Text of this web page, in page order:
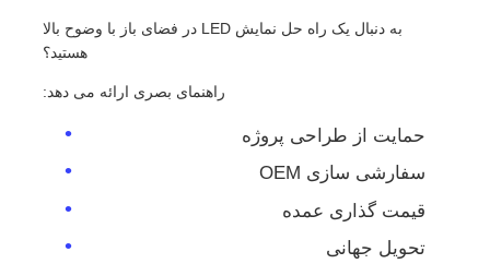
به دنبال یک راه حل نمایش LED در فضای باز با وضوح بالا
هستید؟
راهنمای بصری ارائه می دهد:
حمایت از طراحی پروژه
سفارشی سازی OEM
قیمت گذاری عمده
تحویل جهانی